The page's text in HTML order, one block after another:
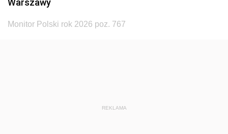
Monitor Polski rok 2026 poz. 767
REKLAMA